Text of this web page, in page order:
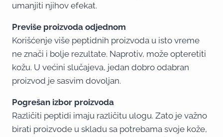
umanjiti njihov efekat.
Previše proizvoda odjednom
Korišćenje više peptidnih proizvoda u isto vreme
ne znači i bolje rezultate. Naprotiv, može opteretiti
kožu. U većini slučajeva, jedan dobro odabran
proizvod je sasvim dovoljan.
Pogrešan izbor proizvoda
Različiti peptidi imaju različitu ulogu. Zato je važno
birati proizvode u skladu sa potrebama svoje kože,